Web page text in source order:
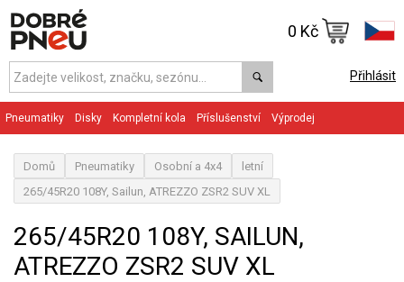
Přihlásit
0 Kč
Pneumatiky Disky Kompletní kola Příslušenství Výprodej
Domů Pneumatiky Osobní a 4x4
letní
265/45R20 108Y, Sailun, ATREZZO ZSR2 SUV XL
265/45R20 108Y, SAILUN,
ATREZZO ZSR2 SUV XL